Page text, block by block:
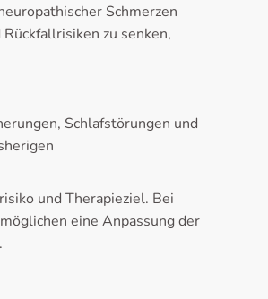
Schmerzen
zu senken,
Schlafstörungen und
und Therapieziel. Bei
eine Anpassung der